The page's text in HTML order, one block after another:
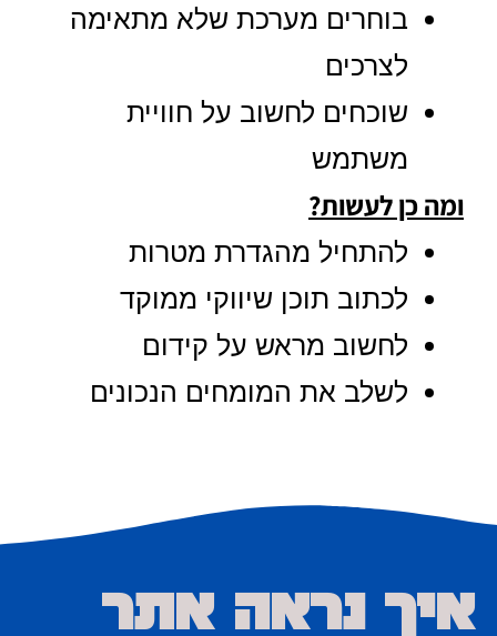
בוחרים מערכת שלא מתאימה
לצרכים
שוכחים לחשוב על חוויית
משתמש
ומה כן לעשות?
להתחיל מהגדרת מטרות
לכתוב תוכן שיווקי ממוקד
לחשוב מראש על קידום
לשלב את המומחים הנכונים
איך נראה אתר